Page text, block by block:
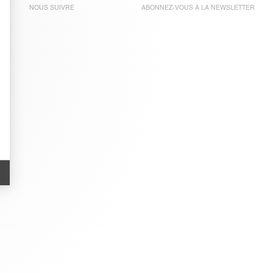
NOUS SUIVRE ABONNEZ-VOUS À LA NEWSLETTER